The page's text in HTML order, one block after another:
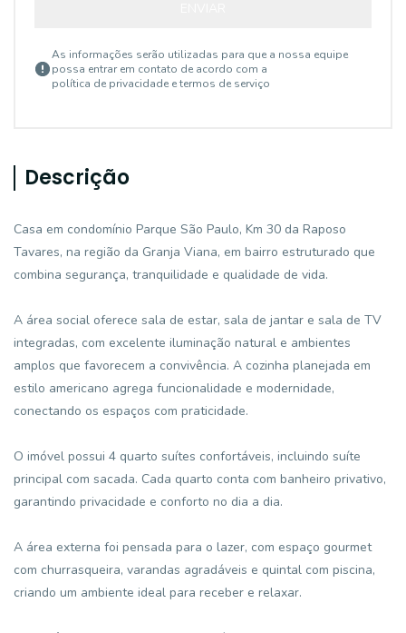
As informações serão utilizadas para que a nossa equipe
possa entrar em contato de acordo com a
política de privacidade e termos de serviço
Descrição
Casa em condomínio Parque São Paulo, Km 30 da Raposo
Tavares, na região da Granja Viana, em bairro estruturado que
combina segurança, tranquilidade e qualidade de vida.
A área social oferece sala de estar, sala de jantar e sala de TV
integradas, com excelente iluminação natural e ambientes
amplos que favorecem a convivência. A cozinha planejada em
estilo americano agrega funcionalidade e modernidade,
conectando os espaços com praticidade.
O imóvel possui 4 quarto suítes confortáveis, incluindo suíte
principal com sacada. Cada quarto conta com banheiro privativo,
garantindo privacidade e conforto no dia a dia.
A área externa foi pensada para o lazer, com espaço gourmet
com churrasqueira, varandas agradáveis e quintal com piscina,
criando um ambiente ideal para receber e relaxar.